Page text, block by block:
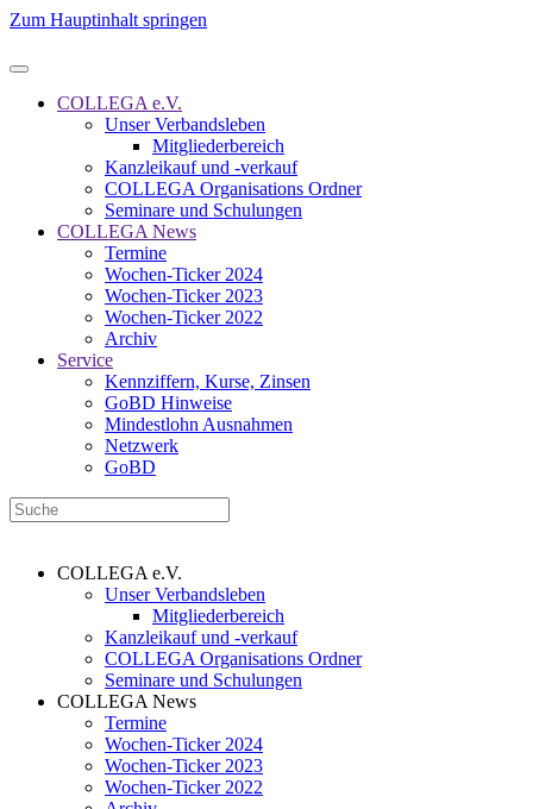
Zum Hauptinhalt springen
COLLEGA e.V.
Unser Verbandsleben
Mitgliederbereich
Kanzleikauf und -verkauf
COLLEGA Organisations Ordner
Seminare und Schulungen
COLLEGA News
Termine
Wochen-Ticker 2024
Wochen-Ticker 2023
Wochen-Ticker 2022
Archiv
Service
Kennziffern, Kurse, Zinsen
GoBD Hinweise
Mindestlohn Ausnahmen
Netzwerk
GoBD
COLLEGA e.V.
Unser Verbandsleben
Mitgliederbereich
Kanzleikauf und -verkauf
COLLEGA Organisations Ordner
Seminare und Schulungen
COLLEGA News
Termine
Wochen-Ticker 2024
Wochen-Ticker 2023
Wochen-Ticker 2022